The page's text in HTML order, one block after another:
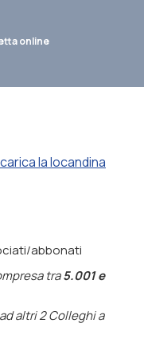
online
la locandina
abbonati
tra5.001 e
altri 2 Colleghi a